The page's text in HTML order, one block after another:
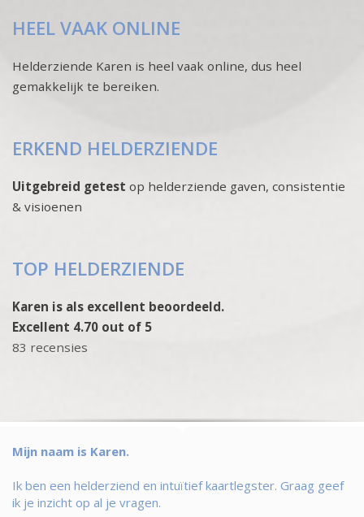
HEEL VAAK ONLINE
Helderziende Karen is heel vaak online, dus heel
gemakkelijk te bereiken.
ERKEND HELDERZIENDE
Uitgebreid getest op helderziende gaven, consistentie
& visioenen
TOP HELDERZIENDE
Karen is als excellent beoordeeld.
Excellent 4.70 out of 5
83 recensies
Mijn naam is Karen.
Ik ben een helderziend en intuïtief kaartlegster. Graag geef
ik je inzicht op al je vragen.